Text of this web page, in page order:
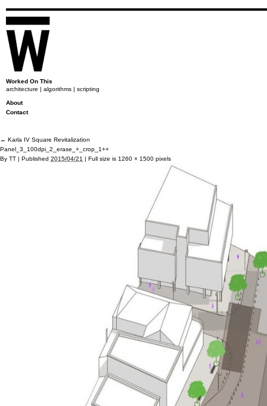
Worked On This
architecture | algorithms | scripting
About
Contact
← Karla IV Square Revitalization
Panel_3_100dpi_2_erase_+_crop_1++
By TT | Published 2015/04/21 | Full size is 1260 × 1500 pixels